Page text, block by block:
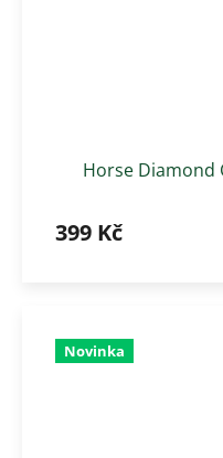
Horse Diamond
399 Kč
Novinka